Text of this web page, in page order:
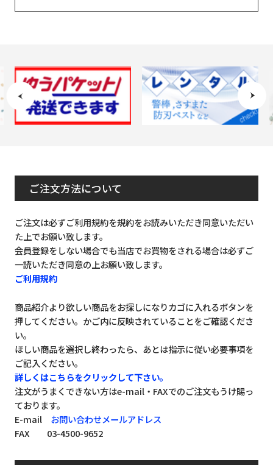
ご注文方法について
ご注文は必ずご利用規約を規約をお読みいただき同意いただい
た上でお願い致します。
会員登録をしない場合でも当店でお買物をされる場合は必ずご
一読いただき同意の上お願い致します。
ご利用規約
商品紹介より欲しい商品をお探しになりカゴに入れるボタンを
押してください。かご内に反映されていることをご確認くださ
い。
ほしい商品を選択し終わったら、あとは指示に従い必要事項を
ご記入ください。
詳しくはこちらをクリックして下さい。
注文がうまくできない方はe-mail・FAXでのご注文もうけ賜っ
ております。
E-mail お問い合わせメールアドレス
FAX 03-4500-9652